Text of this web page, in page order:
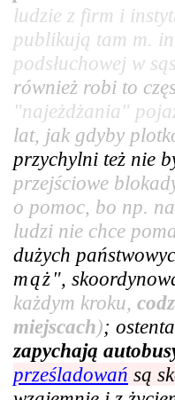
ludzie z firm i
publikują tam m.
podsłuchowej w
również robi to
"najeżdżania"
lat, jak gdyby
przychylni też nie
przejściowe
o pomoc, bo np.
ludzi nie chce
dużych
mąż",
każdym kroku,
miejscach);
zapychają
prześladowań są